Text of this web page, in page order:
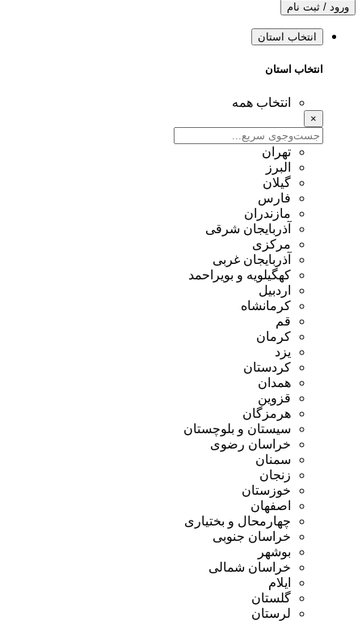
ورود / ثبت نام
انتخاب استان
انتخاب استان
انتخاب همه
×
تهران
البرز
گیلان
فارس
مازندران
آذربایجان شرقی
مرکزی
آذربایجان غربی
کهگیلویه و بویراحمد
اردبیل
کرمانشاه
قم
کرمان
یزد
کردستان
همدان
قزوین
هرمزگان
سیستان و بلوچستان
خراسان رضوی
سمنان
زنجان
خوزستان
اصفهان
چهارمحال و بختیاری
خراسان جنوبی
بوشهر
خراسان شمالی
ایلام
گلستان
لرستان